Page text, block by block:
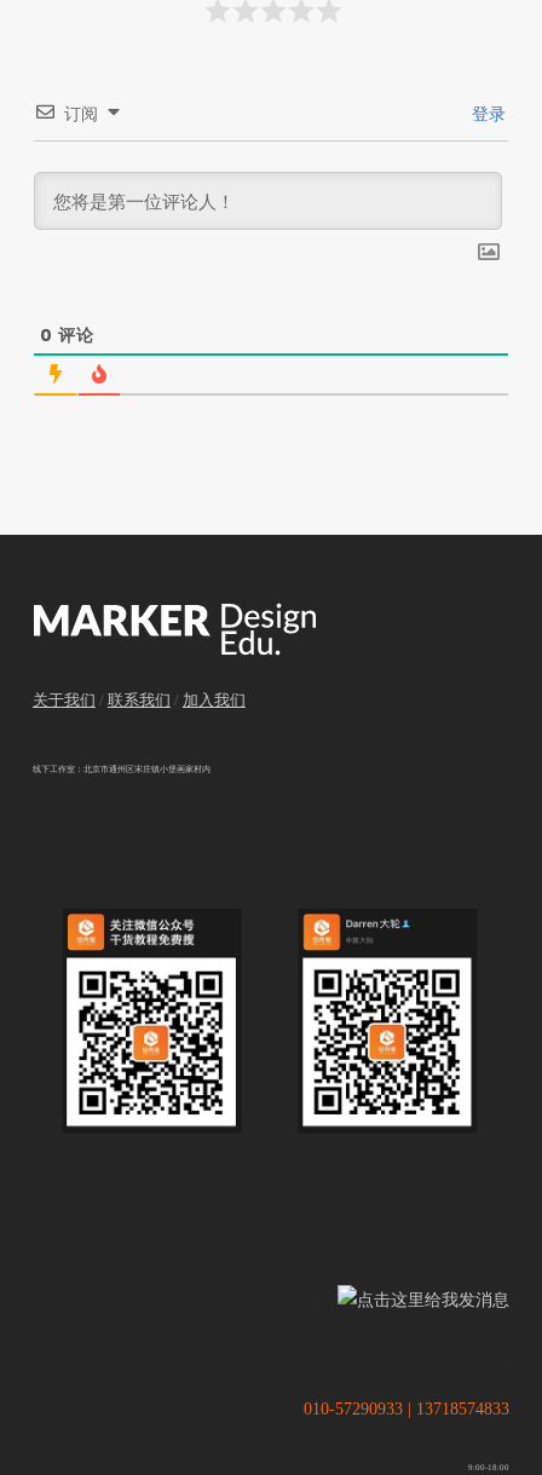
订阅 登录
0 评论
关于我们 / 联系我们 / 加入我们
线下工作室：北京市通州区宋庄镇小堡画家村内
010-57290933 | 13718574833
9:00-18:00